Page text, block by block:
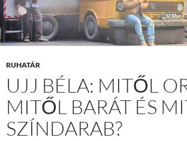
RUHATÁR
UJJ BÉLA: MITŐL
MITŐL BARÁT ÉS
SZÍNDARAB?